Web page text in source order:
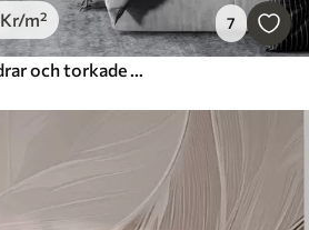
Kr/m² 7
Mjuka, fluffiga vita fjädrar och torkade blommor mot en neutral pastellbeige bakgrund